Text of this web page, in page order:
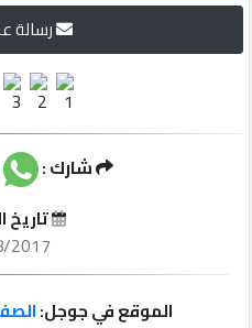
مميزة
إبحث
إعلانات
رسالة
شارك :
تاريخ
2017
الموقع في جوجل: